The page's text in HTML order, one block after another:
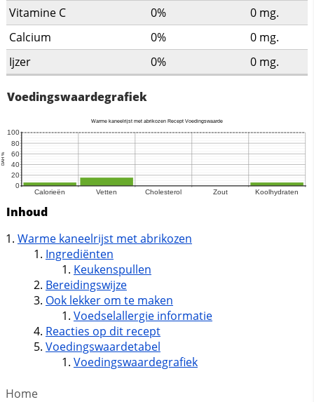
Vitamine C 0% 0 mg.
Calcium
0% 0 mg.
Ijzer
0% 0 mg.
Voedingswaardegrafiek
Inhoud
Warme kaneelrijst met abrikozen
Ingrediënten
Keukenspullen
Bereidingswijze
Ook lekker om te maken
Voedselallergie informatie
Reacties op dit recept
Voedingswaardetabel
Voedingswaardegrafiek
Home